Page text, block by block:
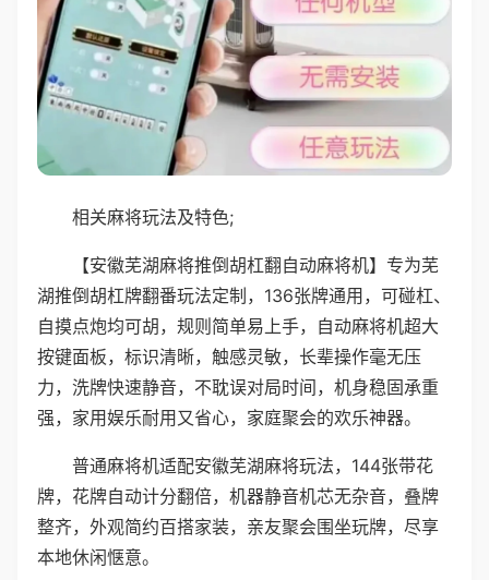
相关麻将玩法及特色;
【安徽芜湖麻将推倒胡杠翻自动麻将机】专为芜
湖推倒胡杠牌翻番玩法定制，136张牌通用，可碰杠、
自摸点炮均可胡，规则简单易上手，自动麻将机超大
按键面板，标识清晰，触感灵敏，长辈操作毫无压
力，洗牌快速静音，不耽误对局时间，机身稳固承重
强，家用娱乐耐用又省心，家庭聚会的欢乐神器。
普通麻将机适配安徽芜湖麻将玩法，144张带花
牌，花牌自动计分翻倍，机器静音机芯无杂音，叠牌
整齐，外观简约百搭家装，亲友聚会围坐玩牌，尽享
本地休闲惬意。